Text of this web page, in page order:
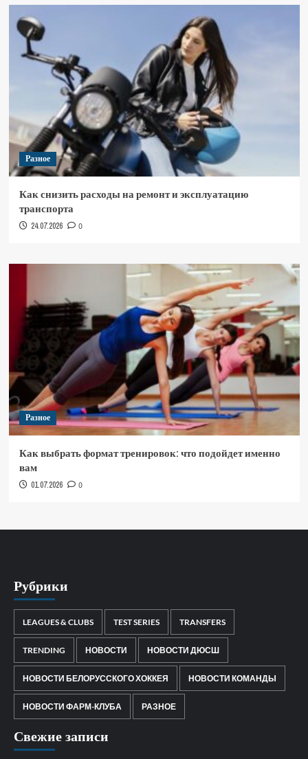
Разное
Как снизить расходы на ремонт и эксплуатацию
транспорта
24.07.2026 0
Разное
Как выбрать формат тренировок: что подойдет именно
вам
01.07.2026 0
Рубрики
LEAGUES & CLUBS TEST SERIES TRANSFERS
TRENDING НОВОСТИ НОВОСТИ ДЮСШ
НОВОСТИ БЕЛОРУССКОГО ХОККЕЯ НОВОСТИ КОМАНДЫ
НОВОСТИ ФАРМ-КЛУБА РАЗНОЕ
Свежие записи